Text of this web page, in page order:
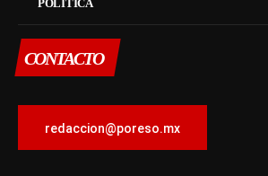
POLÍTICA
CONTACTO
redaccion@poreso.mx